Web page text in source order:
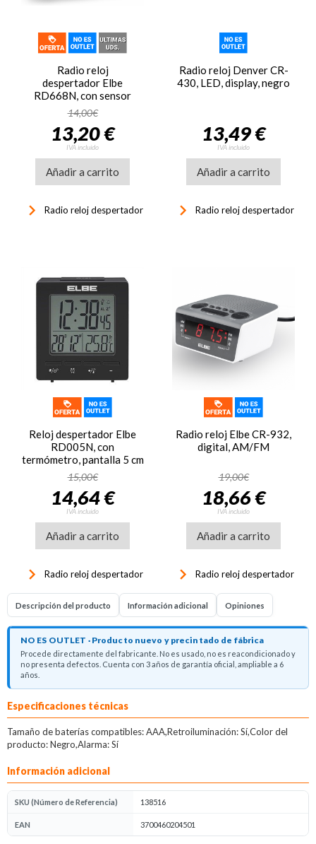
Radio reloj
despertador Elbe
RD668N, con sensor
temperatura
14,00€
13,20 €
IVA incluido
Añadir a carrito
keyboard_arrow_right Radio reloj despertador
Radio reloj Denver CR-
430, LED, display, negro
13,49 €
IVA incluido
Añadir a carrito
keyboard_arrow_right Radio reloj despertador
Reloj despertador Elbe
RD005N, con
termómetro, pantalla 5 cm
LCD, negro
15,00€
14,64 €
IVA incluido
Añadir a carrito
keyboard_arrow_right Radio reloj despertador
Radio reloj Elbe CR-932,
digital, AM/FM
19,00€
18,66 €
IVA incluido
Añadir a carrito
keyboard_arrow_right Radio reloj despertador
Descripción del producto Información adicional Opiniones
NO ES OUTLET · Producto nuevo y precintado de fábrica
Procede directamente del fabricante. No es usado, no es reacondicionado y
no presenta defectos. Cuenta con 3 años de garantía oficial, ampliable a 6
años.
Descripción del producto
Especificaciones técnicas
Tamaño de baterías compatibles: AAA,Retroiluminación: Sí,Color del
producto: Negro,Alarma: Sí
Información adicional
SKU (Número de Referencia) 138516
EAN 3700460204501